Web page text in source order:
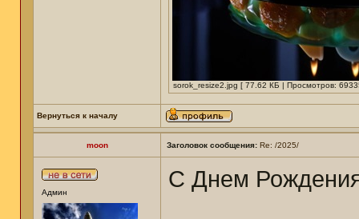
sorok_resize2.jpg [ 77.62 КБ | Просмотров:
Вернуться к началу
moon Заголовок сообщения: Re: /2025/
Админ
С Днем